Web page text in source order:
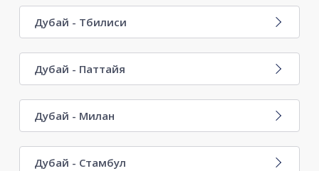
Дубай - Тбилиси
Дубай - Паттайя
Дубай - Милан
Дубай - Стамбул